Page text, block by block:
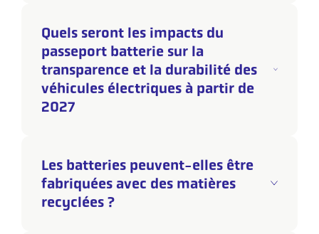
Quels seront les impacts du
passeport batterie sur la
transparence et la durabilité des
véhicules électriques à partir de
2027
Les batteries peuvent-elles être
fabriquées avec des matières
recyclées ?